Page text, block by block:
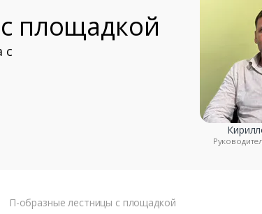
площадкой
с
П-образные лестницы с площадкой